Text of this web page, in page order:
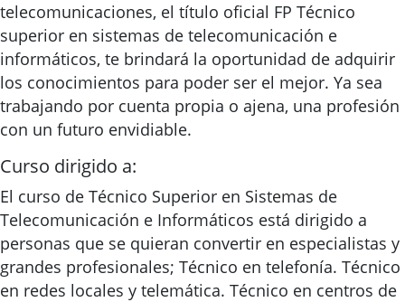
telecomunicaciones, el título oficial FP Técnico
superior en sistemas de telecomunicación e
informáticos, te brindará la oportunidad de adquirir
los conocimientos para poder ser el mejor. Ya sea
trabajando por cuenta propia o ajena, una profesión
con un futuro envidiable.
Curso dirigido a:
El curso de Técnico Superior en Sistemas de
Telecomunicación e Informáticos está dirigido a
personas que se quieran convertir en especialistas y
grandes profesionales; Técnico en telefonía. Técnico
en redes locales y telemática. Técnico en centros de